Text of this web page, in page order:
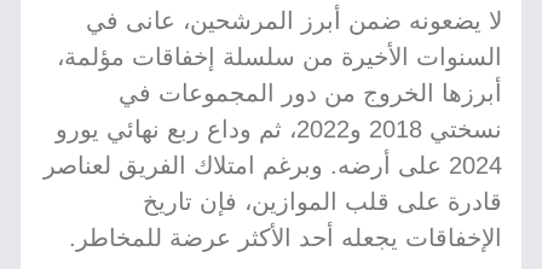
لا يضعونه ضمن أبرز المرشحين، عانى في
السنوات الأخيرة من سلسلة إخفاقات مؤلمة،
أبرزها الخروج من دور المجموعات في
نسختي 2018 و2022، ثم وداع ربع نهائي يورو
2024 على أرضه. وبرغم امتلاك الفريق لعناصر
قادرة على قلب الموازين، فإن تاريخ
الإخفاقات يجعله أحد الأكثر عرضة للمخاطر.